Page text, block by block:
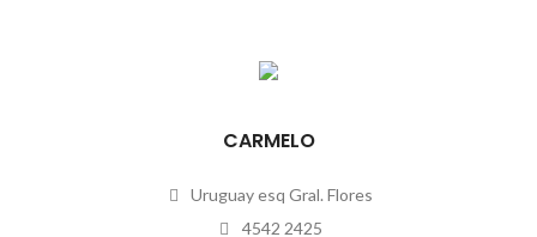
CARMELO
Uruguay esq Gral. Flores
4542 2425